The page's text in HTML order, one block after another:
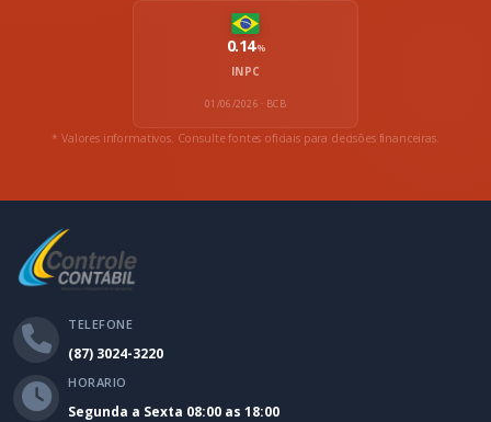
0.14%
INPC
01/06/2026 · BCB
* Valores informativos. Consulte fontes oficiais para decisões financeiras.
TELEFONE
(87) 3024-3220
HORARIO
Segunda a Sexta 08:00 as 18:00